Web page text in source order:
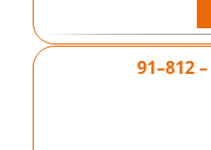
91–812